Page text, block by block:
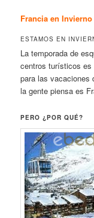
Francia en
ESTAMOS EN
La temporada de
centros turísticos es
para las vacaciones
la gente piensa es
PERO ¿POR QUÉ?